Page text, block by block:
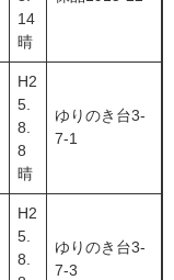
14
晴
H2
5.
8.
8
晴
ゆりのき台3-
7-1
H2
5.
8.
ゆりのき台3-
7-3